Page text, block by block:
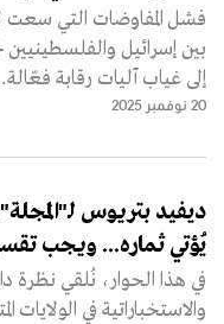
فشل المفاوضات التي سعت
بين إسرائيل
إلى غياب آليات رقابة
20 نوفمبر 2025
ديفيد بتريوس
يُؤتي ثماره... ويجب
في هذا الحوار، نُلقي نظرة
والاستخباراتية في الولايات